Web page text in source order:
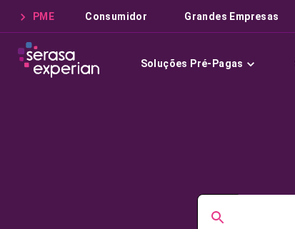
PME Consumidor Grandes Empresas
Soluções Pré-Pagas